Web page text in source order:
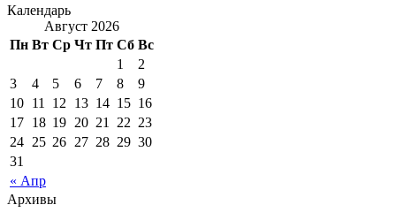
Календарь
Август 2026
Пн Вт Ср Чт Пт Сб Вс
« Апр
1
2
3
4 5 6 7 8
9
10 11 12 13 14 15 16
17 18 19 20 21 22 23
24 25 26 27 28 29 30
31
Архивы